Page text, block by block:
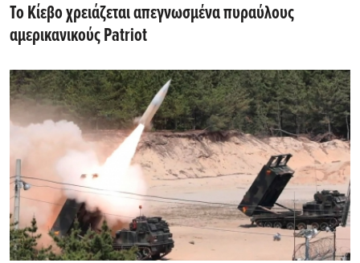
Το Κίεβο χρειάζεται απεγνωσμένα πυραύλους
αμερικανικούς Patriot